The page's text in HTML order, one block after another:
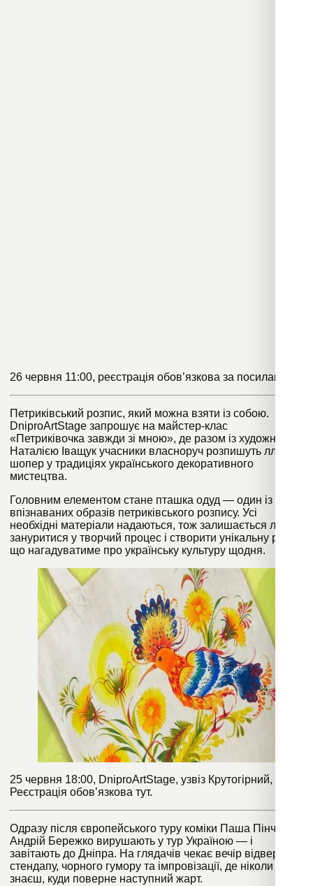
26 червня 11:00, реєстрація обов’язкова за посиланням
Петриківський розпис, який можна взяти із собою.
DniproArtStage запрошує на майстер-клас
«Петриківочка завжди зі мною», де разом із художницею
Наталією Іващук учасники власноруч розпишуть лляний
шопер у традиціях українського декоративного
мистецтва.
Головним елементом стане пташка одуд — один із
впізнаваних образів петриківського розпису. Усі
необхідні матеріали надаються, тож залишається лише
зануритися у творчий процес і створити унікальну річ,
що нагадуватиме про українську культуру щодня.
25 червня 18:00, DniproArtStage, узвіз Крутогірний, 9.
Реєстрація обов’язкова тут.
Одразу після європейського туру коміки Паша Пінчук та
Андрій Бережко вирушають у тур Україною — і
завітають до Дніпра. На глядачів чекає вечір відвертого
стендапу, чорного гумору та імпровізації, де ніколи не
знаєш, куди поверне наступний жарт.